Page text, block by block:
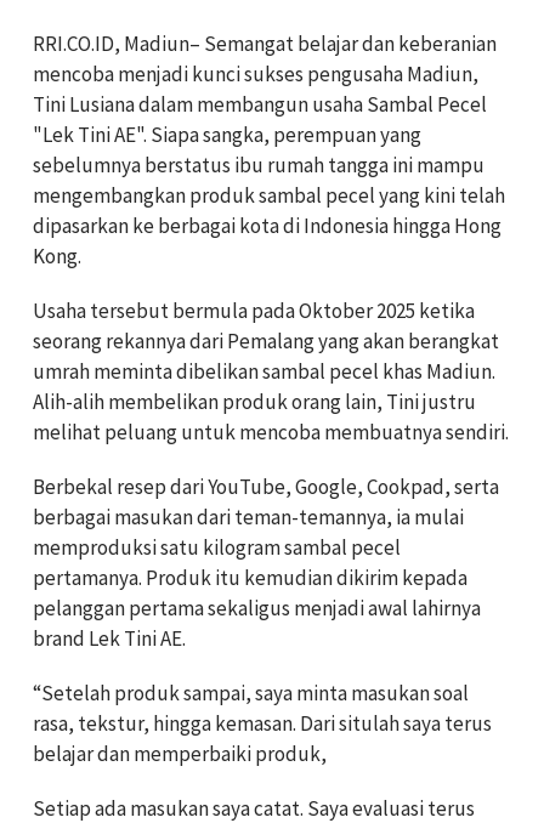
RRI.CO.ID, Madiun– Semangat belajar dan keberanian
mencoba menjadi kunci sukses pengusaha Madiun,
Tini Lusiana dalam membangun usaha Sambal Pecel
"Lek Tini AE". Siapa sangka, perempuan yang
sebelumnya berstatus ibu rumah tangga ini mampu
mengembangkan produk sambal pecel yang kini telah
dipasarkan ke berbagai kota di Indonesia hingga Hong
Kong.
Usaha tersebut bermula pada Oktober 2025 ketika
seorang rekannya dari Pemalang yang akan berangkat
umrah meminta dibelikan sambal pecel khas Madiun.
Alih-alih membelikan produk orang lain, Tini justru
melihat peluang untuk mencoba membuatnya sendiri.
Berbekal resep dari YouTube, Google, Cookpad, serta
berbagai masukan dari teman-temannya, ia mulai
memproduksi satu kilogram sambal pecel
pertamanya. Produk itu kemudian dikirim kepada
pelanggan pertama sekaligus menjadi awal lahirnya
brand Lek Tini AE.
“Setelah produk sampai, saya minta masukan soal
rasa, tekstur, hingga kemasan. Dari situlah saya terus
belajar dan memperbaiki produk,
Setiap ada masukan saya catat. Saya evaluasi terus